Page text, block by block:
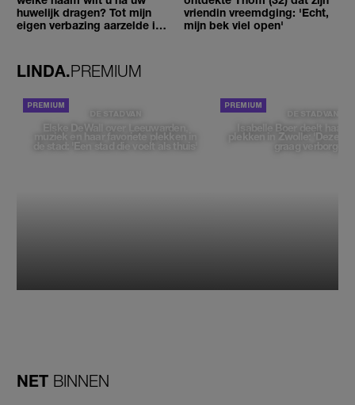
huwelijk dragen? Tot mijn
eigen verbazing aarzelde ik
vriendin vreemdging: 'Echt,
mijn bek viel open'
LINDA.PREMIUM
DE STAD VAN
Elske DeWall over Leeuwarden,
muziek en haar favoriete plekken in
de stad: 'Een stad die voelt als thuis'
DE STAD VAN
Isabelle Boer deelt haar
plekken in Zwolle: 'Deze
graag verborgen'
NET BINNEN